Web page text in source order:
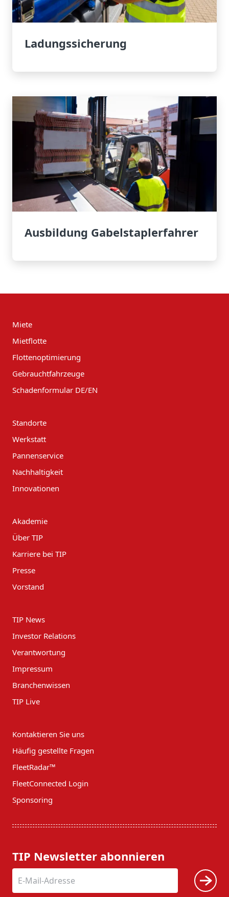
Ladungssicherung
Ausbildung Gabelstaplerfahrer
Miete
Mietflotte
Flottenoptimierung
Gebrauchtfahrzeuge
Schadenformular DE/EN
Standorte
Werkstatt
Pannenservice
Nachhaltigkeit
Innovationen
Akademie
Über TIP
Karriere bei TIP
Presse
Vorstand
TIP News
Investor Relations
Verantwortung
Impressum
Branchenwissen
TIP Live
Kontaktieren Sie uns
Häufig gestellte Fragen
FleetRadar™
FleetConnected Login
Sponsoring
TIP Newsletter abonnieren